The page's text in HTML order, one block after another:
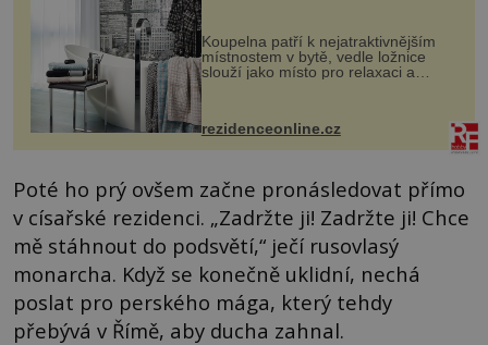
Koupelna patří k nejatraktivnějším
místnostem v bytě, vedle ložnice
slouží jako místo pro relaxaci a
odpočinek. Koupelnový textil –
ručníky, osušky a koberečky –
proutku...
rezidenceonline.cz
Poté ho prý ovšem začne pronásledovat přímo
v císařské rezidenci. „Zadržte ji! Zadržte ji! Chce
mě stáhnout do podsvětí,“ ječí rusovlasý
monarcha. Když se konečně uklidní, nechá
poslat pro perského mága, který tehdy
přebývá v Římě, aby ducha zahnal.